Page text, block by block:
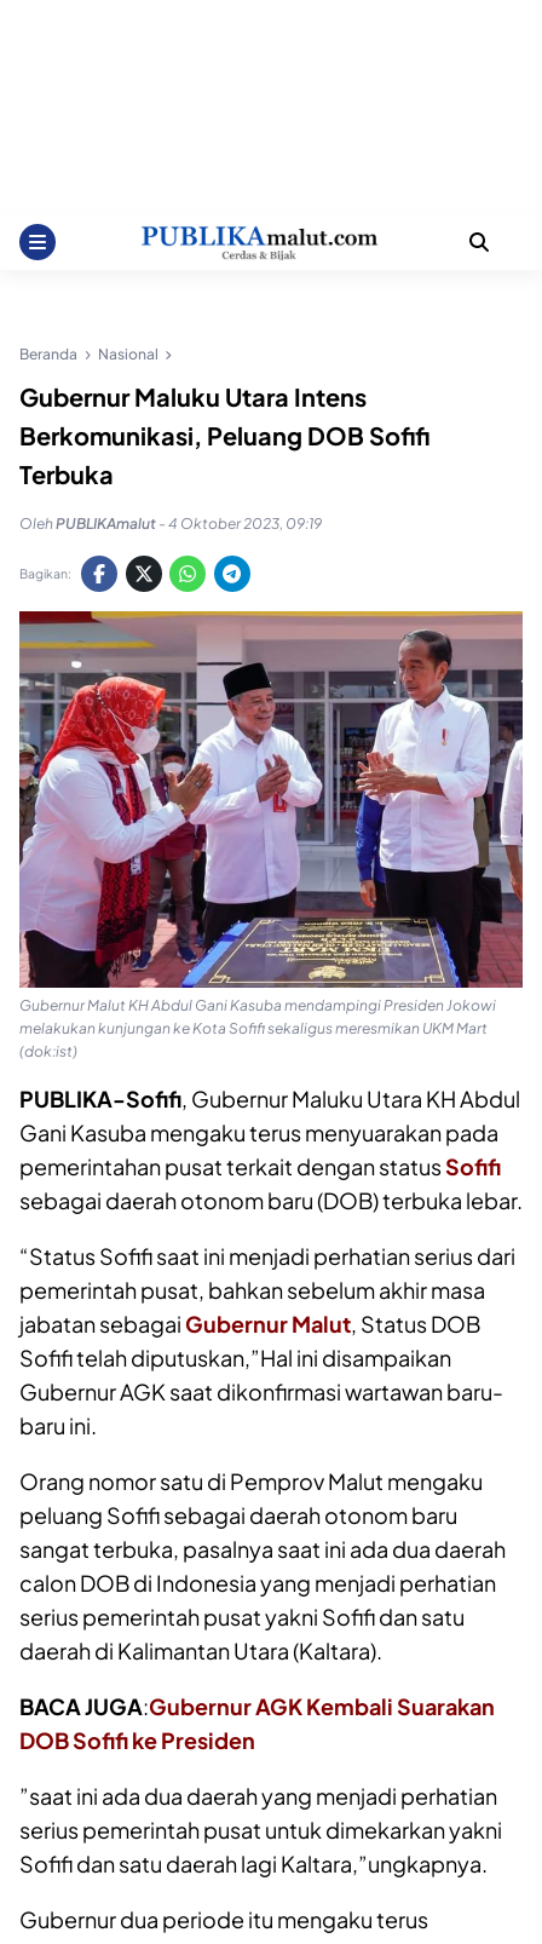
Beranda Nasional
Gubernur Maluku Utara Intens
Berkomunikasi, Peluang DOB Sofifi
Terbuka
OlehPUBLIKAmalut - 4 Oktober 2023, 09:19
Bagikan:
Gubernur Malut KH Abdul Gani Kasuba mendampingi Presiden Jokowi
melakukan kunjungan ke Kota Sofifi sekaligus meresmikan UKM Mart
(dok:ist)
PUBLIKA-Sofifi, Gubernur Maluku Utara KH Abdul
Gani Kasuba mengaku terus menyuarakan pada
pemerintahan pusat terkait dengan statusSofifi
sebagai daerah otonom baru (DOB) terbuka lebar.
“Status Sofifi saat ini menjadi perhatian serius dari
pemerintah pusat, bahkan sebelum akhir masa
jabatan sebagai Gubernur Malut, Status DOB
Sofifi telah diputuskan,”Hal ini disampaikan
Gubernur AGK saat dikonfirmasi wartawan baru-
baru ini.
Orang nomor satu di Pemprov Malut mengaku
peluang Sofifi sebagai daerah otonom baru
sangat terbuka, pasalnya saat ini ada dua daerah
calon DOB di Indonesia yang menjadi perhatian
serius pemerintah pusat yakni Sofifi dan satu
daerah di Kalimantan Utara (Kaltara).
BACA JUGA:Gubernur AGK Kembali Suarakan
DOB Sofifi ke Presiden
”saat ini ada dua daerah yang menjadi perhatian
serius pemerintah pusat untuk dimekarkan yakni
Sofifi dan satu daerah lagi Kaltara,”ungkapnya.
Gubernur dua periode itu mengaku terus